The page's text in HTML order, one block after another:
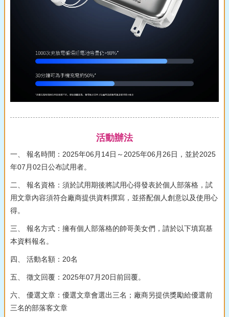
活動辦法
一、 報名時間：2025年06月14日～2025年06月26日，並於2025
年07月02日公布試用者。
二、 報名資格：須於試用期後將試用心得發表於個人部落格，試
用文章內容須符合廠商提供資料撰寫，並搭配個人創意以及使用心
得。
三、 報名方式：擁有個人部落格的帥哥美女們，請於以下填寫基
本資料報名。
四、 活動名額：20名
五、 徵文回覆：2025年07月20日前回覆。
六、 優選文章：優選文章會選出三名；廠商另提供獎勵給優選前
三名的部落客文章